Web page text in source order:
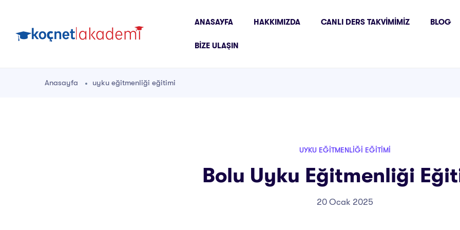
ANASAYFA HAKKIMIZDA CANLI DERS TAKVIMIMIZ BLOG
BIZE ULAŞIN
Anasayfa uyku eğitmenliği eğitimi
UYKU EĞITMENLIĞI EĞITIMI
Bolu Uyku Eğitmenliği
20 Ocak 2025